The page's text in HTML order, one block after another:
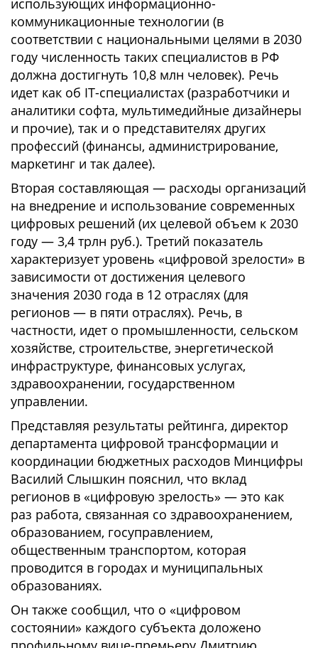
использующих информационно-
коммуникационные технологии (в
соответствии с национальными целями в 2030
году численность таких специалистов в РФ
должна достигнуть 10,8 млн человек). Речь
идет как об IT-специалистах (разработчики и
аналитики софта, мультимедийные дизайнеры
и прочие), так и о представителях других
профессий (финансы, администрирование,
маркетинг и так далее).
Вторая составляющая — расходы организаций
на внедрение и использование современных
цифровых решений (их целевой объем к 2030
году — 3,4 трлн руб.). Третий показатель
характеризует уровень «цифровой зрелости» в
зависимости от достижения целевого
значения 2030 года в 12 отраслях (для
регионов — в пяти отраслях). Речь, в
частности, идет о промышленности, сельском
хозяйстве, строительстве, энергетической
инфраструктуре, финансовых услугах,
здравоохранении, государственном
управлении.
Представляя результаты рейтинга, директор
департамента цифровой трансформации и
координации бюджетных расходов Минцифры
Василий Слышкин пояснил, что вклад
регионов в «цифровую зрелость» — это как
раз работа, связанная со здравоохранением,
образованием, госуправлением,
общественным транспортом, которая
проводится в городах и муниципальных
образованиях.
Он также сообщил, что о «цифровом
состоянии» каждого субъекта доложено